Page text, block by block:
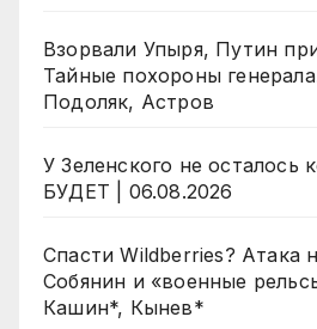
Взорвали Упыря, Путин
Тайные похороны
Подоляк, Астров
У Зеленского не осталось
БУДЕТ | 06.08.2026
Спасти Wildberries? Атака
Собянин и «военные
Кашин*, Кынев*